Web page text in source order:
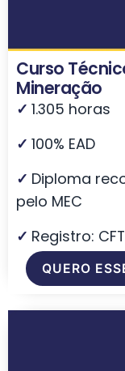
Curso
Mineração
✓ 1.305 horas
✓ 100% EAD
✓ Diploma
pelo MEC
✓ Registro: CFT
QUERO